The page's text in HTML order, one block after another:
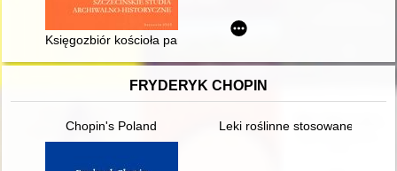
Księgozbiór kościoła parafialnego w Trzęsaczu w świetle akt
FRYDERYK CHOPIN
Chopin's Poland Leki roślinne stosowane w